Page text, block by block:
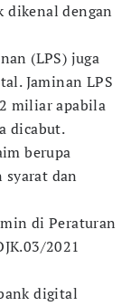
dikenal dengan
(LPS) juga
Jaminan LPS
miliar apabila
dicabut.
berupa
syarat dan
di Peraturan
2021
digital